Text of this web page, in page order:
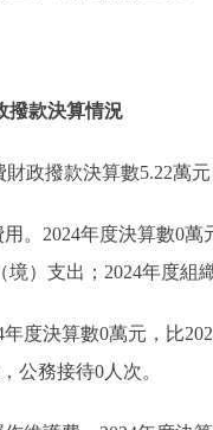
撥款決算情況
財政撥款決算數5.22萬
。2024年度決算數0
境）支出；2024年度組
年度決算數0萬元，比
公務接待0人次。